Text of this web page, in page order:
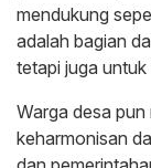
mendukung
adalah bagian
tetapi juga
Warga desa
keharmonisan